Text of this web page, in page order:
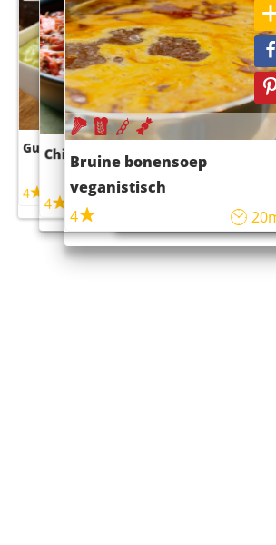
Guacamole
4
Chili con carne
4 45m
Bruine bonensoep
veganistisch
4
Sushi rijstsalade
maaltijdsalade
4